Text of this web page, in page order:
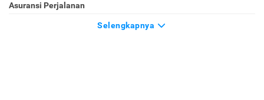
Asuransi Perjalanan
Selengkapnya